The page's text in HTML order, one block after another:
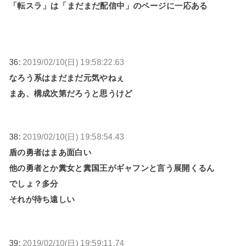
「転スラ」は「まだまだ配信中」のページに一応ある
36: 2019/02/10(日) 19:58:22.63
なろう系はまだまだ元気やねぇ
まあ、構成次第だろうと思うけど
38: 2019/02/10(日) 19:58:54.43
盾の勇者はまあ面白い
他の勇者とか糞女と糞国王がギャフンと言う展開くるん
でしょ？多分
それが待ち遠しい
39: 2019/02/10(日) 19:59:11.74